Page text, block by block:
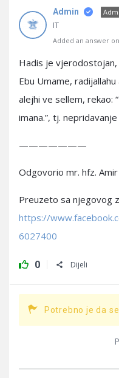
Admin
IT
Added an answer
Hadis je vjerodostojan,
Ebu Umame, radijallahu
alejhi ve sellem, rekao:
imana.”, tj.
———————
Odgovorio mr. hfz. Amir
Preuzeto sa njegovog
https://
6027400
0 Dijeli
Potrebno je da